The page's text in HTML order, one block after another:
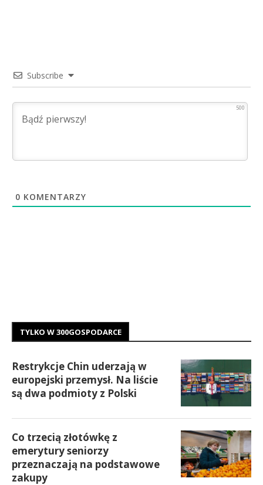
Subscribe
500
0 KOMENTARZY
TYLKO W 300GOSPODARCE
Restrykcje Chin uderzają w
europejski przemysł. Na liście
są dwa podmioty z Polski
Co trzecią złotówkę z
emerytury seniorzy
przeznaczają na podstawowe
zakupy